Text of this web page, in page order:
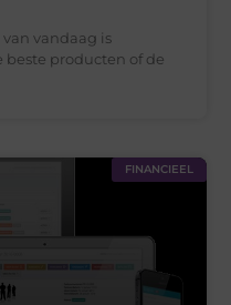
vandaag is
beste producten of de
FINANCIEEL